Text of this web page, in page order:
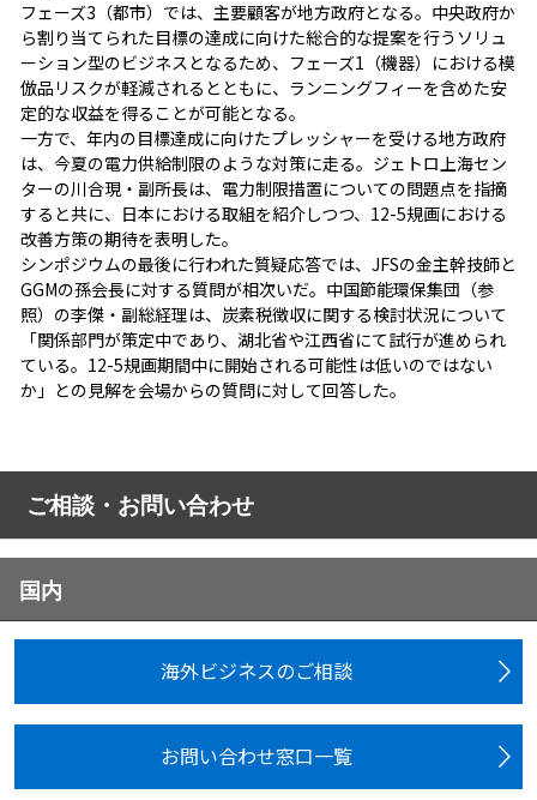
フェーズ3（都市）では、主要顧客が地方政府となる。中央政府か
ら割り当てられた目標の達成に向けた総合的な提案を行うソリュ
ーション型のビジネスとなるため、フェーズ1（機器）における模
倣品リスクが軽減されるとともに、ランニングフィーを含めた安
定的な収益を得ることが可能となる。
一方で、年内の目標達成に向けたプレッシャーを受ける地方政府
は、今夏の電力供給制限のような対策に走る。ジェトロ上海セン
ターの川合現・副所長は、電力制限措置についての問題点を指摘
すると共に、日本における取組を紹介しつつ、12-5規画における
改善方策の期待を表明した。
シンポジウムの最後に行われた質疑応答では、JFSの金主幹技師と
GGMの孫会長に対する質問が相次いだ。中国節能環保集団（参
照）の李傑・副総経理は、炭素税徴収に関する検討状況について
「関係部門が策定中であり、湖北省や江西省にて試行が進められ
ている。12-5規画期間中に開始される可能性は低いのではない
か」との見解を会場からの質問に対して回答した。
ご相談・お問い合わせ
国内
海外ビジネスのご相談
お問い合わせ窓口一覧